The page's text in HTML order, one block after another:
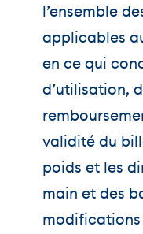
l’ensemble
applicables
en ce qui
d’utilisation,
validité du
poids et les
main et des
modifications